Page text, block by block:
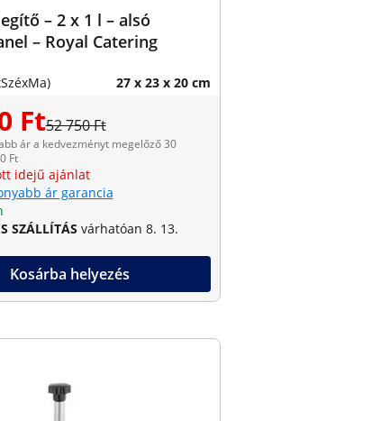
– 2 x 1 l – alsó
– Royal Catering
27 x 23 x 20 cm
Ft52 750 Ft
ár a kedvezményt megelőző 30
Ft
idejű ajánlat
ár garancia
SZÁLLÍTÁS várhatóan 8. 13.
Kosárba helyezés